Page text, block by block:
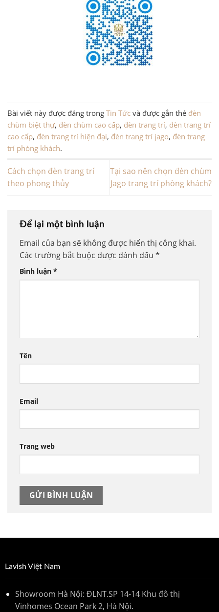
Bài viết này được đăng trong Tin Tức và được gắn thẻ đèn
chùm biệt thự, đèn chùm cao cấp, đèn trang trí, đèn trang trí
cao cấp, đèn trang trí hiện đại, đèn trang trí jago, đèn trang
trí phòng khách.
Cách chọn đèn trang trí
theo phong thủy
Tại sao nên chọn đèn chùm
Jago trang trí phòng khách?
Để lại một bình luận
Email của bạn sẽ không được hiển thị công khai.
Các trường bắt buộc được đánh dấu *
Bình luận *
Tên
Email
Trang web
Lavish Việt Nam
Showroom Hà Nội: ĐLNT.SP 14-14 Khu đô thị
Vinhomes Ocean Park 2, Hà Nội.